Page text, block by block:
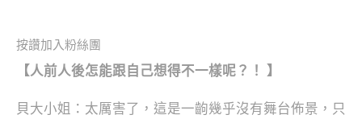
按讚加入粉絲團
【人前人後怎能跟自己想得不一樣呢？！ 】
貝大小姐：太厲害了，這是一齣幾乎沒有舞台佈景，只